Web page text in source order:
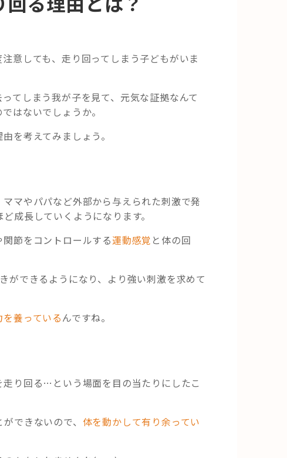
意しても、走り回ってしまう子どもがいま
てしまう我が子を見て、元気な証拠なんて
はないでしょうか。
を考えてみましょう。
マやパパなど外部から与えられた刺激で発
成長していくようになります。
節をコントロールする運動感覚 と体の回
ができるようになり、より強い刺激を求めて
養っているんですね。
り回る…という場面を目の当たりにしたこ
できないので、 体を動かして有り余ってい